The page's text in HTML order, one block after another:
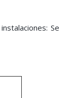
Se